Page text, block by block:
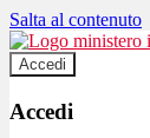
Salta al contenuto
Accedi
Accedi